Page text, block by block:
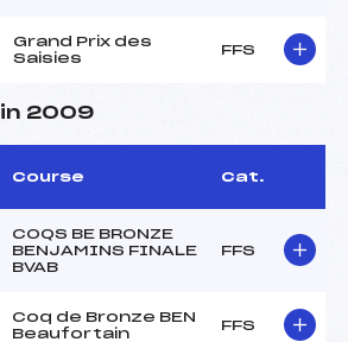
Grand Prix des
Saisies
FFS
2009
Course Cat.
COQS BE BRONZE
BENJAMINS FINALE
BVAB
FFS
Coq de Bronze BEN
Beaufortain
FFS